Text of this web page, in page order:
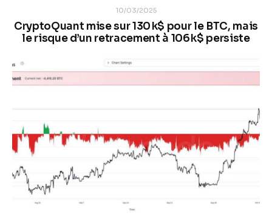
10/03/2025
CryptoQuant mise sur 130 k$ pour le BTC, mais
le risque d’un retracement à 106 k$ persiste